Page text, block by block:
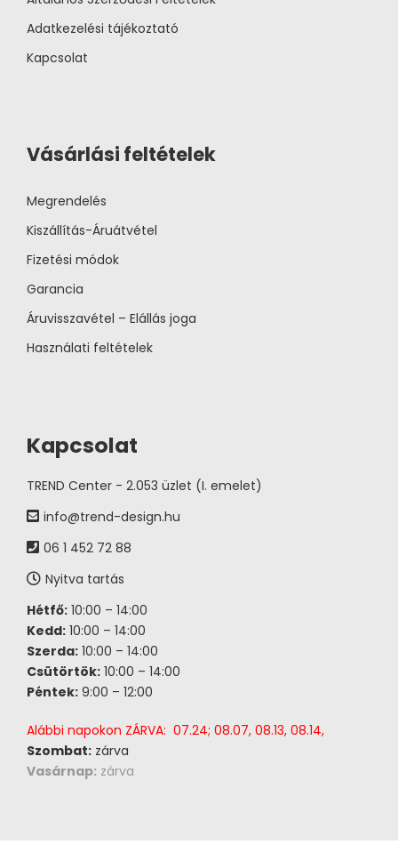
Adatkezelési tájékoztató
Kapcsolat
Vásárlási feltételek
Megrendelés
Kiszállítás-Áruátvétel
Fizetési módok
Garancia
Áruvisszavétel – Elállás joga
Használati feltételek
Kapcsolat
TREND Center - 2.053 üzlet (I. emelet)
info@trend-design.hu
06 1 452 72 88
Nyitva tartás
Hétfő: 10:00 – 14:00
Kedd: 10:00 – 14:00
Szerda: 10:00 – 14:00
Csütörtök: 10:00 – 14:00
Péntek: 9:00 – 12:00
Alábbi napokon ZÁRVA: 07.24; 08.07, 08.13, 08.14,
Szombat: zárva
Vasárnap: zárva